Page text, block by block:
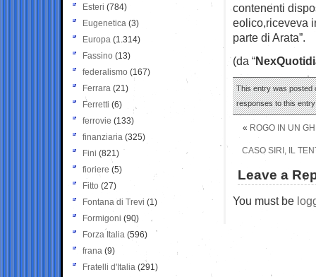
contenenti
eolico,riceveva
parte di Arata”.
(da “
This entry was posted
responses to this
« ROGO IN UN
CASO SIRI, IL
Leave a
You must be
Esteri (784)
Eugenetica (3)
Europa (1.314)
Fassino (13)
federalismo (167)
Ferrara (21)
Ferretti (6)
ferrovie (133)
finanziaria (325)
Fini (821)
fioriere (5)
Fitto (27)
Fontana di Trevi (1)
Formigoni (90)
Forza Italia (596)
frana (9)
Fratelli d'Italia (291)